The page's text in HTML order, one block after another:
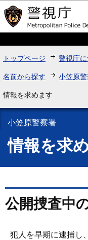
この
トップページ 警視庁
名前から探す 小笠原
情報を求めます
小笠原警察署
情報を求
公開捜査中
犯人を早期に逮捕し